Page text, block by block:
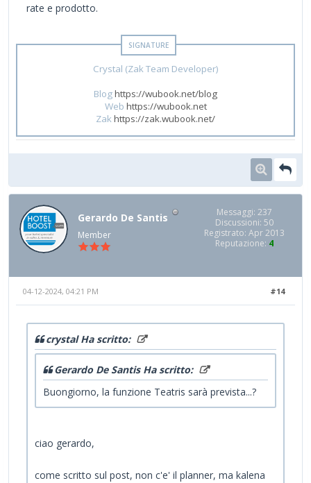
rate e prodotto.
Crystal (Zak Team Developer)
Bloghttps://wubook.net/blog
Web https://wubook.net
Zakhttps://zak.wubook.net/
Gerardo De Santis
Member
Messaggi: 237
Discussioni: 50
Registrato: Apr 2013
Reputazione: 4
#14
04-12-2024, 04:21 PM
crystal Ha scritto:
Gerardo De Santis Ha scritto:
Buongiorno, la funzione Teatris sarà prevista...?
ciao gerardo,
come scritto sul post, non c'e' il planner, ma kalena